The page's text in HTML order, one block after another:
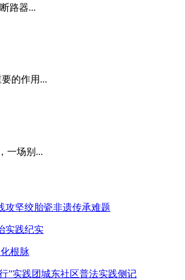
路器...
的作用...
一场别...
攻坚绞胎瓷非遗传承难题
实践纪实
根脉
”实践团城东社区普法实践侧记